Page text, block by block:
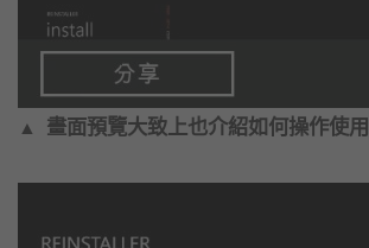
▲ 畫面預覽大致上也介紹如何操作使用